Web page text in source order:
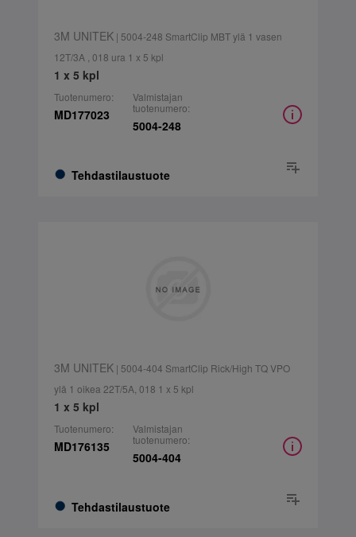
3M UNITEK| 5004-248 SmartClip MBT ylä 1 vasen
12T/3A , 018 ura 1 x 5 kpl
1 x 5 kpl
Tuotenumero:
MD177023
Tehdastilaustuote
Valmistajan
tuotenumero:
5004-248
3M UNITEK| 5004-404 SmartClip Rick/High TQ VPO
ylä 1 oikea 22T/5A, 018 1 x 5 kpl
1 x 5 kpl
Tuotenumero:
MD176135
Tehdastilaustuote
Valmistajan
tuotenumero:
5004-404